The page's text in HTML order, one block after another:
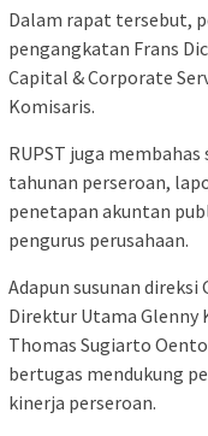
Dalam rapat tersebut,
pengangkatan Frans
Capital & Corporate
Komisaris.
RUPST juga
tahunan perseroan,
penetapan akuntan
pengurus perusahaan.
Adapun susunan
Direktur Utama Glenny
Thomas Sugiarto
bertugas mendukung
kinerja perseroan.